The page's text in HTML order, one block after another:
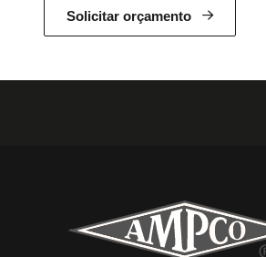
Solicitar orçamento